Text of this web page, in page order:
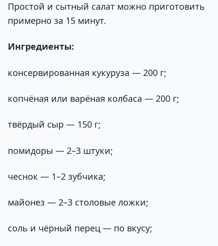
Простой и сытный салат можно приготовить
примерно за 15 минут.
Ингредиенты:
консервированная кукуруза — 200 г;
копчёная или варёная колбаса — 200 г;
твёрдый сыр — 150 г;
помидоры — 2–3 штуки;
чеснок — 1–2 зубчика;
майонез — 2–3 столовые ложки;
соль и чёрный перец — по вкусу;